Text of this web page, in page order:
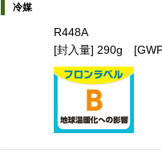
冷媒
R448A
[封入量] 290g